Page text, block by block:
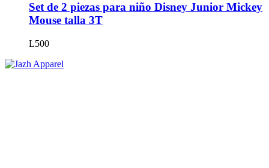
Set de 2 piezas para niño Disney Junior Mickey
Mouse talla 3T
L500